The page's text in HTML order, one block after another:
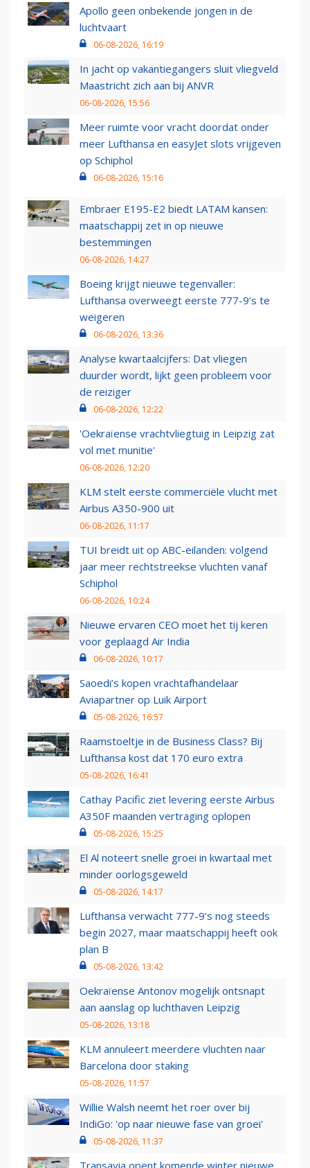
Apollo geen onbekende jongen in de
luchtvaart
06-08-2026, 16:19
In jacht op vakantiegangers sluit vliegveld
Maastricht zich aan bij ANVR
06-08-2026, 15:56
Meer ruimte voor vracht doordat onder
meer Lufthansa en easyJet slots vrijgeven
op Schiphol
06-08-2026, 15:16
Embraer E195-E2 biedt LATAM kansen:
maatschappij zet in op nieuwe
bestemmingen
06-08-2026, 14:27
Boeing krijgt nieuwe tegenvaller:
Lufthansa overweegt eerste 777-9’s te
weigeren
06-08-2026, 13:36
Analyse kwartaalcijfers: Dat vliegen
duurder wordt, lijkt geen probleem voor
de reiziger
06-08-2026, 12:22
'Oekraïense vrachtvliegtuig in Leipzig zat
vol met munitie'
06-08-2026, 12:20
KLM stelt eerste commerciële vlucht met
Airbus A350-900 uit
06-08-2026, 11:17
TUI breidt uit op ABC-eilanden: volgend
jaar meer rechtstreekse vluchten vanaf
Schiphol
06-08-2026, 10:24
Nieuwe ervaren CEO moet het tij keren
voor geplaagd Air India
06-08-2026, 10:17
Saoedi’s kopen vrachtafhandelaar
Aviapartner op Luik Airport
05-08-2026, 16:57
Raamstoeltje in de Business Class? Bij
Lufthansa kost dat 170 euro extra
05-08-2026, 16:41
Cathay Pacific ziet levering eerste Airbus
A350F maanden vertraging oplopen
05-08-2026, 15:25
El Al noteert snelle groei in kwartaal met
minder oorlogsgeweld
05-08-2026, 14:17
Lufthansa verwacht 777-9’s nog steeds
begin 2027, maar maatschappij heeft ook
plan B
05-08-2026, 13:42
Oekraïense Antonov mogelijk ontsnapt
aan aanslag op luchthaven Leipzig
05-08-2026, 13:18
KLM annuleert meerdere vluchten naar
Barcelona door staking
05-08-2026, 11:57
Willie Walsh neemt het roer over bij
IndiGo: 'op naar nieuwe fase van groei'
05-08-2026, 11:37